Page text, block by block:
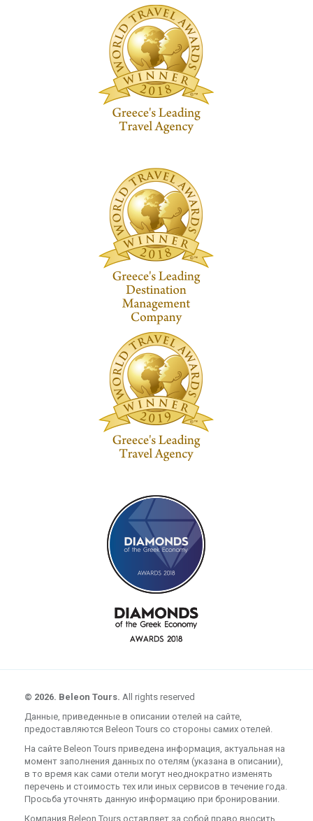
© 2026. Beleon Tours. All rights reserved
Данные, приведенные в описании отелей на сайте,
предоставляются Beleon Tours со стороны самих отелей.
На сайте Beleon Tours приведена информация, актуальная на
момент заполнения данных по отелям (указана в описании),
в то время как сами отели могут неоднократно изменять
перечень и стоимость тех или иных сервисов в течение года.
Просьба уточнять данную информацию при бронировании.
Компания Beleon Tours оставляет за собой право вносить